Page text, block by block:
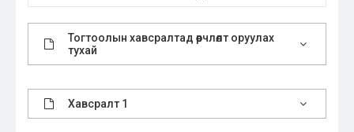
Тогтоолын хавсралтад өөрчлөлт оруулах
тухай
Хавсралт 1